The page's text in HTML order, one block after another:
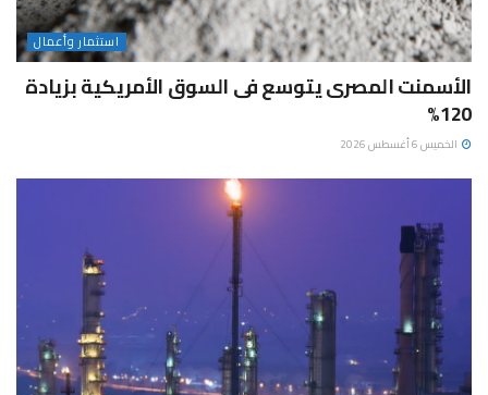
استثمار وأعمال
الأسمنت المصرى يتوسع فى السوق الأمريكية بزيادة
120%
الخميس 6 أغسطس 2026